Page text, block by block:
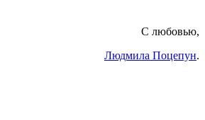
С любовью,
Людмила Поцепун.